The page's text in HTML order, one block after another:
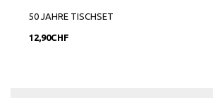
50 JAHRE TISCHSET
12,90CHF